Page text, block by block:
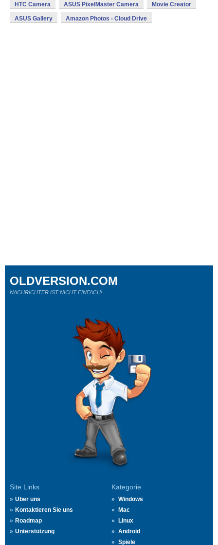
HTC Camera ASUS PixelMaster Camera Movie Creator
ASUS Gallery Amazon Photos - Cloud Drive
Site Links
Über uns
Kontaktieren Sie uns
Roadmap
Unterstützung
Kategorie
Windows
Mac
Linux
Android
Spiele
OLDVERSION.COM
NACHRICHTER IST NICHT EINFACH!